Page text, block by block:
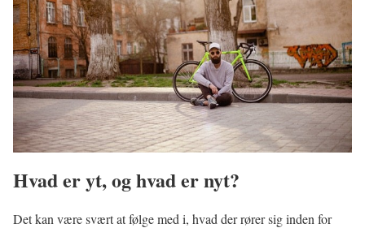
Hvad er yt, og hvad er nyt?
Det kan være svært at følge med i, hvad der rører sig inden for